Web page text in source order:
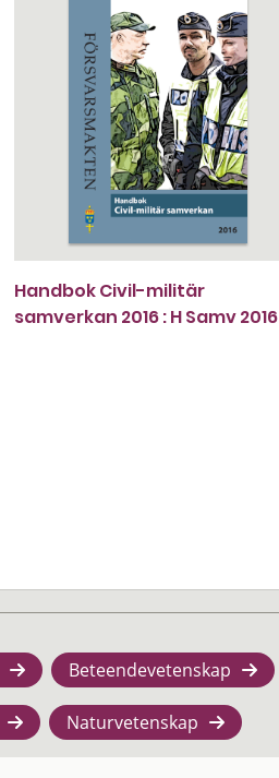
Handbok Civil-militär
samverkan 2016 : H Samv 2016
Beteendevetenskap
Naturvetenskap